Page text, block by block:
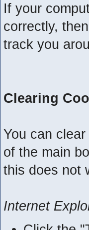
If your
correctly,
track you
Clearing
You can
of the main
this does not
Internet